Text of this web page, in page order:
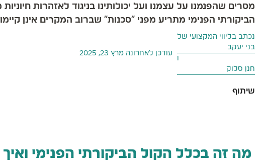
מסרים שהפנמנו על עצמנו ועל יכולותינו בניגוד לאזהרות חיוניות
הביקורתי הפנימי מתריע מפני "סכנות" שברוב המקרים אינן
נכתב בליווי המקצועי של
בני יעקב
חנן סלוק
עודכן לאחרונה מרץ 23, 2025
מה זה בכלל הקול הביקורתי הפנימי ואיך